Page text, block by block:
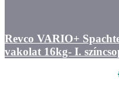
Revco VARIO+
vakolat 16kg- I.